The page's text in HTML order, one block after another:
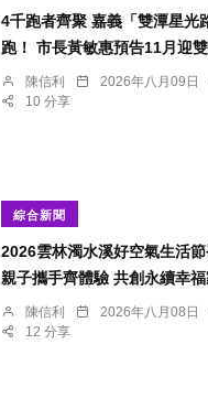
4千跑者齊聚 嘉義「雙潭星光
跑！ 市長黃敏惠預告11月迎
陳信利 2026年八月09日
10 分享
綜合新聞
2026雲林濁水溪好空氣生活節
親子攜手齊體驗 共創永續幸
陳信利 2026年八月08日
12 分享